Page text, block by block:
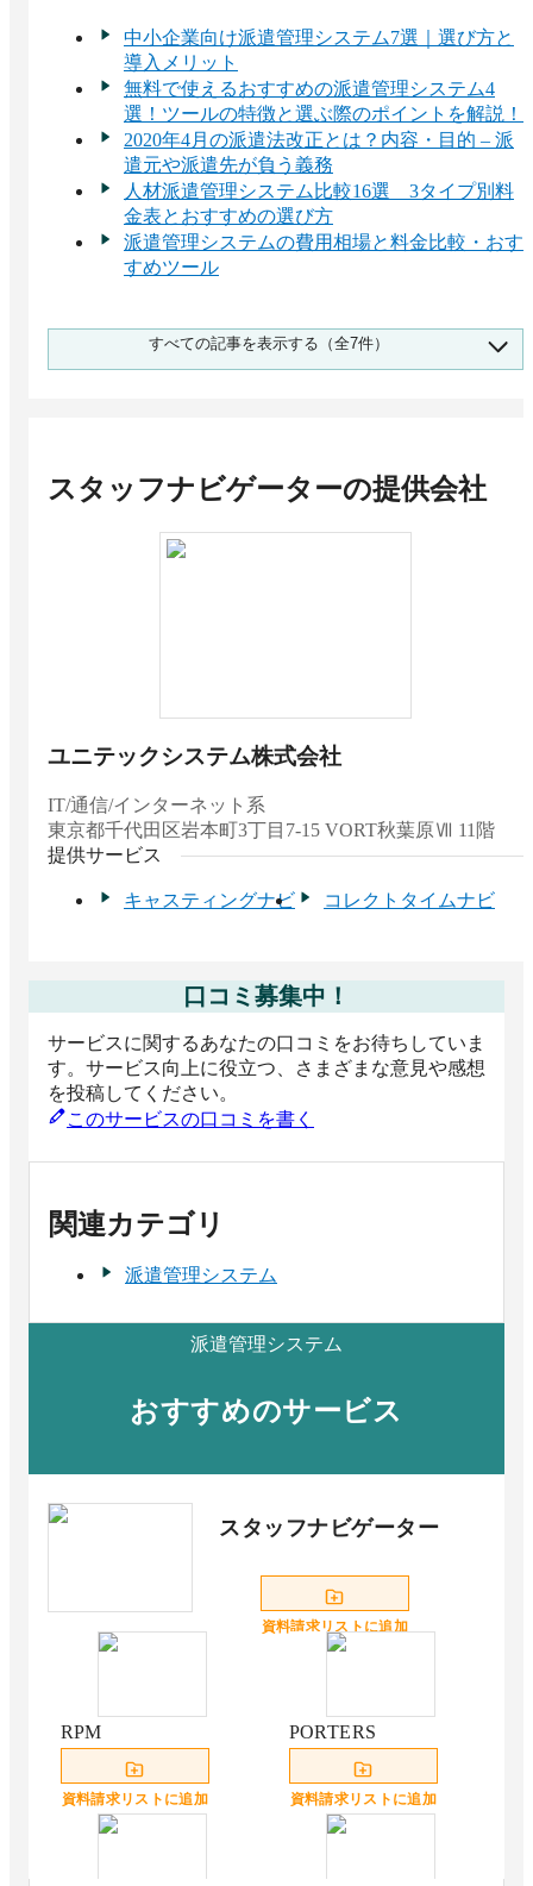
中小企業向け派遣管理システム7選｜選び方と
導入メリット
無料で使えるおすすめの派遣管理システム4
選！ツールの特徴と選ぶ際のポイントを解説！
2020年4月の派遣法改正とは？内容・目的 – 派
遣元や派遣先が負う義務
人材派遣管理システム比較16選 3タイプ別料
金表とおすすめの選び方
派遣管理システムの費用相場と料金比較・おす
すめツール
派遣管理システムの市場シェア 1,570人調査 1
位はスタッフナビゲーター
すべての記事を表示する（全7件）
スタッフナビゲーターの提供会社
ユニテックシステム株式会社
IT/通信/インターネット系
東京都千代田区岩本町3丁目7-15 VORT秋葉原Ⅶ 11階
提供サービス
キャスティングナビ コレクトタイムナビ
口コミ募集中！
サービスに関するあなたの口コミをお待ちしていま
す。サービス向上に役立つ、さまざまな意見や感想
を投稿してください。
このサービスの口コミを書く
関連カテゴリ
派遣管理システム
派遣管理システム
おすすめのサービス
スタッフナビゲーター
資料請求リストに追加
RPM
資料請求リストに追加
PORTERS
資料請求リストに追加